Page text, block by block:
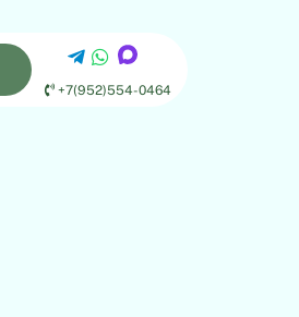
+7(952)554-0464